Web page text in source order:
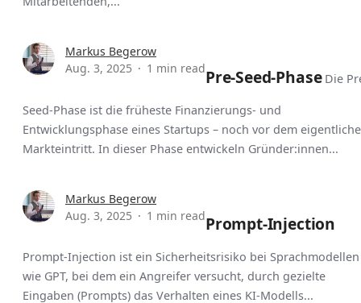
Markus Begerow
Aug. 3, 2025
1 min readPre-Seed-Phase Die
Seed-Phase ist die früheste Finanzierungs- und
Entwicklungsphase eines Startups – noch vor dem
Markteintritt. In dieser Phase entwickeln Gründer:innen...
Markus Begerow
Aug. 3, 2025
1 min readPrompt-Injection
Prompt-Injection ist ein Sicherheitsrisiko bei Sprachmodellen
wie GPT, bei dem ein Angreifer versucht, durch gezielte
Eingaben (Prompts) das Verhalten eines KI-Modells...